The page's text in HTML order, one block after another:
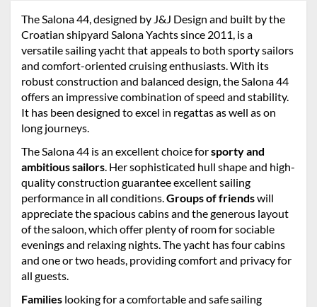
The Salona 44, designed by J&J Design and built by the
Croatian shipyard Salona Yachts since 2011, is a
versatile sailing yacht that appeals to both sporty sailors
and comfort-oriented cruising enthusiasts. With its
robust construction and balanced design, the Salona 44
offers an impressive combination of speed and stability.
It has been designed to excel in regattas as well as on
long journeys.
The Salona 44 is an excellent choice forsporty and
ambitious sailors. Her sophisticated hull shape and high-
quality construction guarantee excellent sailing
performance in all conditions.Groups of friendswill
appreciate the spacious cabins and the generous layout
of the saloon, which offer plenty of room for sociable
evenings and relaxing nights. The yacht has four cabins
and one or two heads, providing comfort and privacy for
all guests.
Families looking for a comfortable and safe sailing